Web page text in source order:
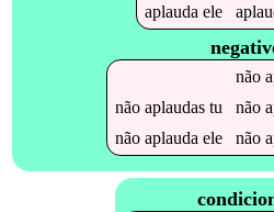
aplauda ele
não
não aplaudastu não
não aplauda ele não